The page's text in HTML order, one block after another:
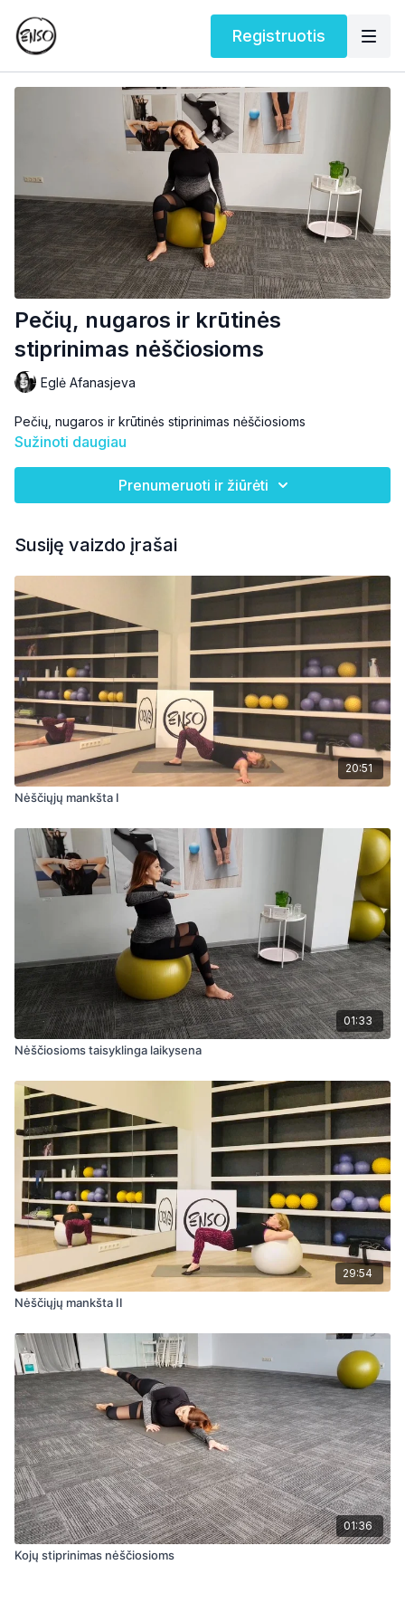
Registruotis
Pečių, nugaros ir krūtinės
stiprinimas nėščiosioms
Eglė Afanasjeva
Pečių, nugaros ir krūtinės stiprinimas nėščiosioms
Sužinoti daugiau
Prenumeruoti ir žiūrėti
Susiję vaizdo įrašai
20:51
Nėščiųjų mankšta I
01:33
Nėščiosioms taisyklinga laikysena
29:54
Nėščiųjų mankšta II
01:36
Kojų stiprinimas nėščiosioms